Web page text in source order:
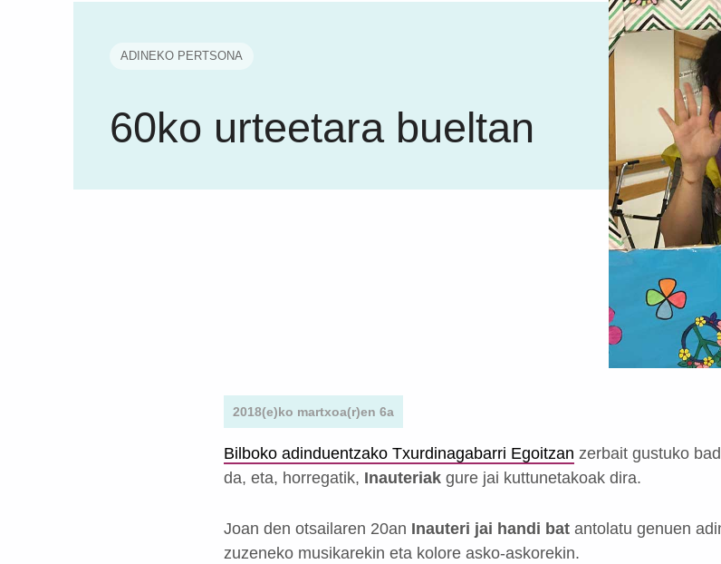
ADINEKO PERTSONA
60ko urteetara bueltan
2018(e)ko martxoa(r)en 6a
Bilboko adinduentzako Txurdinagabarri Egoitzan zerbait gustuko
da, eta, horregatik, Inauteriak gure jai kuttunetakoak dira.
Joan den otsailaren 20an Inauteri jai handi bat antolatu genuen
zuzeneko musikarekin eta kolore asko-askorekin.